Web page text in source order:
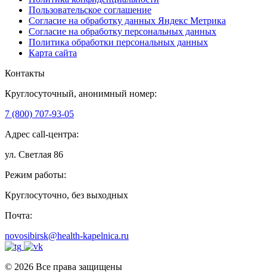
Пользовательское соглашение
Согласие на обработку данных Яндекс Метрика
Согласие на обработку персональных данных
Политика обработки персональных данных
Карта сайта
Контакты
Круглосуточный, анонимный номер:
7 (800) 707-93-05
Адрес call-центра:
ул. Светлая 86
Режим работы:
Круглосуточно, без выходных
Почта:
novosibirsk@health-kapelnica.ru
© 2026 Все права защищены